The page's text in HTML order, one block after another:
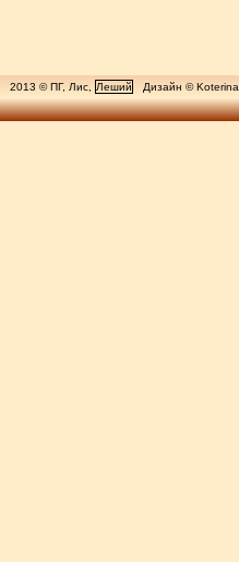
2013 © ПГ, Лис, Леший Дизайн © Koterina